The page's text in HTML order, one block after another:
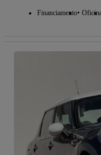
Financiamento